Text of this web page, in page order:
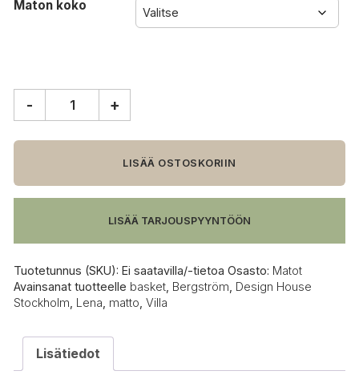
Maton koko
Stockholm
matto
määrä
- +
LISÄÄ OSTOSKORIIN
LISÄÄ TARJOUSPYYNTÖÖN
Tuotetunnus (SKU): Ei saatavilla/-tietoa Osasto: Matot
Avainsanat tuotteelle basket Bergström Design House
Stockholm Lena matto Villa
Lisätiedot